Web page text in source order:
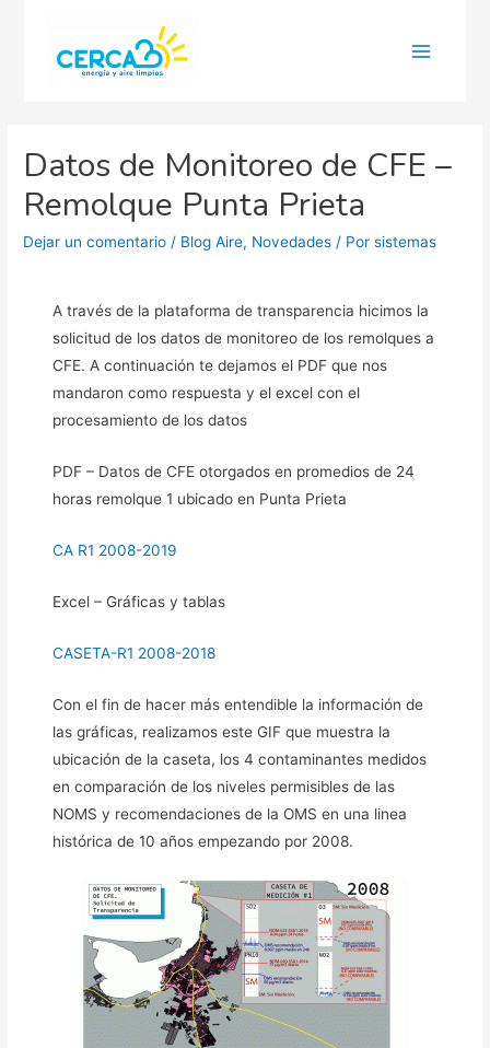
Datos de Monitoreo de CFE –
Remolque Punta Prieta
Dejar un comentario / Blog Aire, Novedades / Porsistemas
A través de la plataforma de transparencia hicimos la
solicitud de los datos de monitoreo de los remolques a
CFE. A continuación te dejamos el PDF que nos
mandaron como respuesta y el excel con el
procesamiento de los datos
PDF – Datos de CFE otorgados en promedios de 24
horas remolque 1 ubicado en Punta Prieta
CA R1 2008-2019
Excel – Gráficas y tablas
CASETA-R1 2008-2018
Con el fin de hacer más entendible la información de
las gráficas, realizamos este GIF que muestra la
ubicación de la caseta, los 4 contaminantes medidos
en comparación de los niveles permisibles de las
NOMS y recomendaciones de la OMS en una linea
histórica de 10 años empezando por 2008.